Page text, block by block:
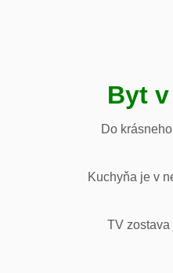
Byt
Do
Kuchyňa je v
TV zostava